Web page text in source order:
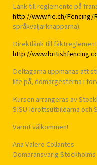
Länk till reglemente på
http://www.fie.ch/Fencing/
språkväljarknapparna).
Direktlänk till
http://
Deltagarna uppmanas att
lite på, domargesterna i
Kursen arrangeras av
SISU Idrottsutbildarna och
Varmt välkommen!
Ana Valero Collantes
Domaransvarig